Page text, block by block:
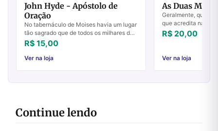
John Hyde - Apóstolo de
Oração
No tabernáculo de Moises havia um lugar
tão sagrado que de todos os milhares de
Israel somente um único homem tinha
permissão de entrar ali; e mesmo este
hom...
R$ 15,00
Ver na loja
As Duas
Geralmente,
que acredita na
cumpriu todas as
dele nas
R$ 20,00
Ver na loja
Continue lendo